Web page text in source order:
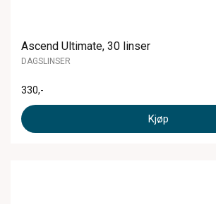
Ascend Ultimate, 30 linser
DAGSLINSER
330,-
Kjøp